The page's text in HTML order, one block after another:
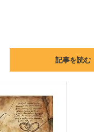
記事を読む